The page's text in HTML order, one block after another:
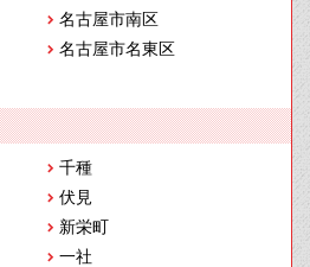
名古屋市南区
名古屋市名東区
千種
伏見
新栄町
一社